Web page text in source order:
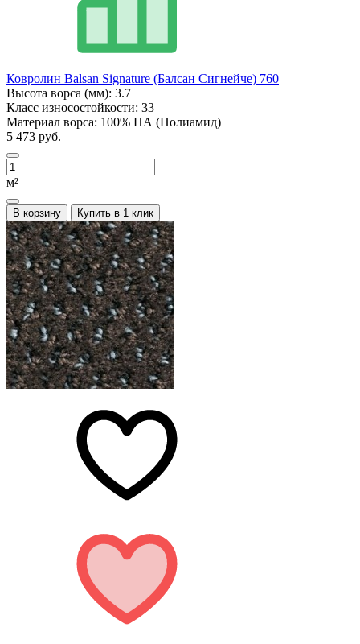
Ковролин Balsan Signature (Балсан Сигнейче) 760
Высота ворса (мм): 3.7
Класс износостойкости: 33
Материал ворса: 100% ПА (Полиамид)
5 473 руб.
м²
В корзину Купить в 1 клик